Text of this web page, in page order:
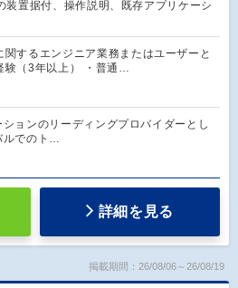
装置据付、操作説明、既存アプリケーシ
関するエンジニア業務またはユーザーと
験（3年以上） ・普通…
ションのリーディングプロバイダーとし
でのト…
詳細を見る
掲載期間：26/08/06～26/08/19